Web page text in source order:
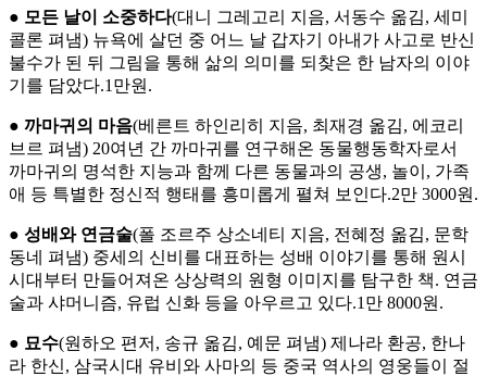
● 모든 날이 소중하다(대니 그레고리 지음, 서동수 옮김, 세미
콜론 펴냄) 뉴욕에 살던 중 어느 날 갑자기 아내가 사고로 반신
불수가 된 뒤 그림을 통해 삶의 의미를 되찾은 한 남자의 이야
기를 담았다.1만원.
● 까마귀의 마음(베른트 하인리히 지음, 최재경 옮김, 에코리
브르 펴냄) 20여년 간 까마귀를 연구해온 동물행동학자로서
까마귀의 명석한 지능과 함께 다른 동물과의 공생, 놀이, 가족
애 등 특별한 정신적 행태를 흥미롭게 펼쳐 보인다.2만 3000원.
● 성배와 연금술(폴 조르주 상소네티 지음, 전혜정 옮김, 문학
동네 펴냄) 중세의 신비를 대표하는 성배 이야기를 통해 원시
시대부터 만들어져온 상상력의 원형 이미지를 탐구한 책. 연금
술과 샤머니즘, 유럽 신화 등을 아우르고 있다.1만 8000원.
● 묘수(원하오 편저, 송규 옮김, 예문 펴냄) 제나라 환공, 한나
라 한신, 삼국시대 유비와 사마의 등 중국 역사의 영웅들이 절